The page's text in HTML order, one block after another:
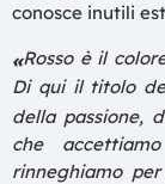
conosce inutili
«Rosso è il
Di qui il titolo
della passione,
che
rinneghiamo